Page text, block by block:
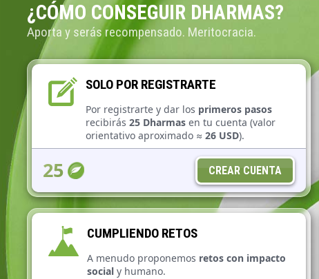
¿CÓMO CONSEGUIR DHARMAS?
Aporta y serás recompensado. Meritocracia.
SOLO POR REGISTRARTE
Por registrarte y dar los primeros pasos
recibirás 25 Dharmasen tu cuenta (valor
orientativo aproximado ≈ 26 USD).
¡Tu impulso inicial para participar en la
25 CREAR CUENTA
CUMPLIENDO RETOS
A menudo proponemos retos con impacto
socialy humano.